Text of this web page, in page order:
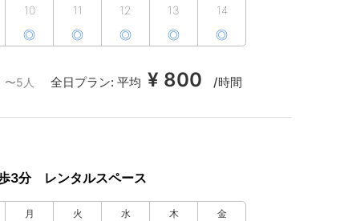
10
◎
11
◎
12
◎
13
◎
14
◎
〜5人 全日プラン:平均 ¥ 800 /時間
分 レンタルスペース
月 火 水 木 金